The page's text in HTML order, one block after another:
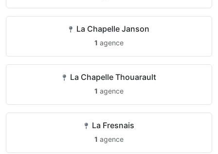
La Chapelle Janson
1 agence
La Chapelle Thouarault
1 agence
La Fresnais
1 agence